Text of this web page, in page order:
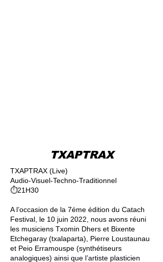
TXAPTRAX
TXAPTRAX (Live)
Audio-Visuel-Techno-Traditionnel
⏱21H30
A l’occasion de la 7éme édition du Catach
Festival, le 10 juin 2022, nous avons réuni
les musiciens Txomin Dhers et Bixente
Etchegaray (txalaparta), Pierre Loustaunau
et Peio Erramouspe (synthétiseurs
analogiques) ainsi que l’artiste plasticien